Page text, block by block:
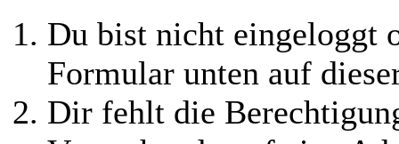
Du bist nicht eingeloggt
Formular unten auf
Dir fehlt die